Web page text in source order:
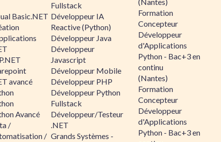
Basic.NET
avancé
Avancé
/
/
Fullstack
Développeur IA
Reactive (Python)
Développeur Java
Développeur
Javascript
Développeur Mobile
Développeur PHP
Développeur Python
Fullstack
Développeur/Testeur
.NET
Grands Systèmes -
Formation
Concepteur
Développeur
d'Applications
Python - Bac+3 en
continu
(Nantes)
Formation
Concepteur
Développeur
d'Applications
Python - Bac+3 en